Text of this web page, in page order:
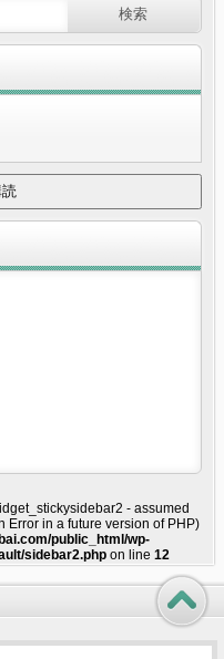
- assumed
Error in a future version of PHP)
public_html/wp-
sidebar2.phpon line 12